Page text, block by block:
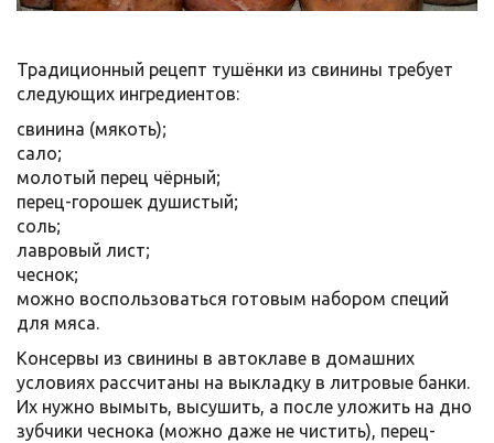
Традиционный рецепт тушёнки из свинины требует
следующих ингредиентов:
свинина (мякоть);
сало;
молотый перец чёрный;
перец-горошек душистый;
соль;
лавровый лист;
чеснок;
можно воспользоваться готовым набором специй
для мяса.
Консервы из свинины в автоклаве в домашних
условиях рассчитаны на выкладку в литровые банки.
Их нужно вымыть, высушить, а после уложить на дно
зубчики чеснока (можно даже не чистить), перец-